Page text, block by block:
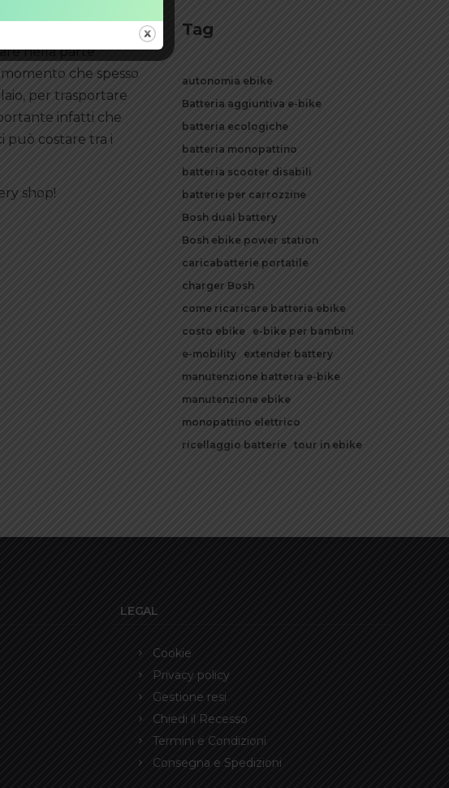
nella parte
che spesso
per trasportare
infatti che
può costare tra i
shop!
Tag
autonomia ebike
Batteria aggiuntiva e-bike
batteria ecologiche
batteria monopattino
batteria scooter disabili
batterie per carrozzine
Bosh dual battery
Bosh ebike power station
caricabatterie portatile
charger Bosh
come ricaricare batteria ebike
costo ebike
e-bike per bambini
e-mobility
extender battery
manutenzione batteria e-bike
manutenzione ebike
monopattino elettrico
ricellaggio batterie tour in ebike
LEGAL
Cookie
Privacy policy
Gestione resi
Chiedi il Recesso
Termini e Condizioni
Consegna e Spedizioni